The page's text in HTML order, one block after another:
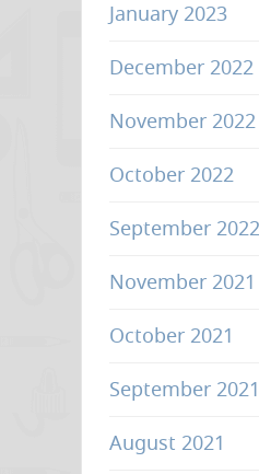
January 2023
December 2022
November 2022
October 2022
September 2022
November 2021
October 2021
September 2021
August 2021